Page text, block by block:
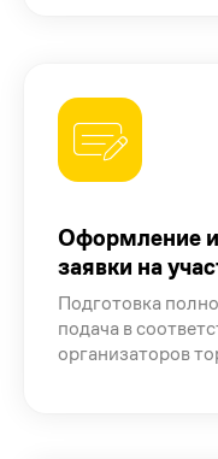
Оформление
заявки на
Подготовка
подача в
организаторов